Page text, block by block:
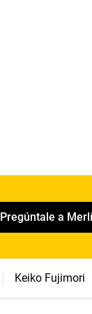
Pregúntale a
Keiko Fujimori